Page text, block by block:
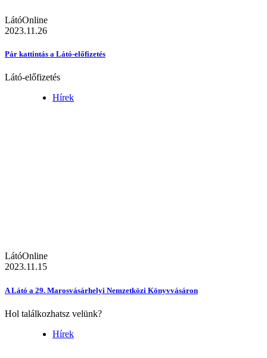
LátóOnline
2023.11.26
Pár kattintás a Látó-előfizetés
Látó-előfizetés
Hírek
LátóOnline
2023.11.15
A Látó a 29. Marosvásárhelyi Nemzetközi Könyvvásáron
Hol találkozhatsz velünk?
Hírek